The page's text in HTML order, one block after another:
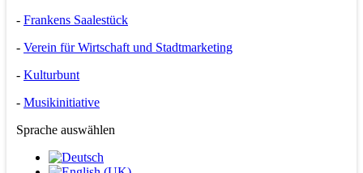
- Frankens Saalestück
- Verein für Wirtschaft und Stadtmarketing
- Kulturbunt
- Musikinitiative
Sprache auswählen